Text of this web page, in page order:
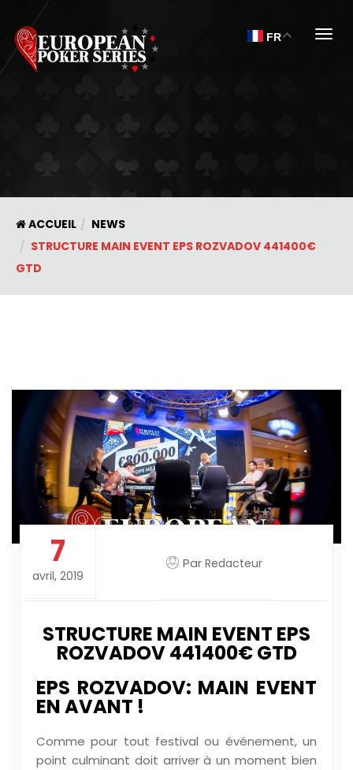
FR
ACCUEIL
NEWS
STRUCTURE MAIN EVENT EPS ROZVADOV 441400€
GTD
7
avril, 2019
Par Redacteur
STRUCTURE MAIN EVENT EPS
ROZVADOV 441400€ GTD
EPS ROZVADOV: MAIN EVENT
EN AVANT !
Comme pour tout festival ou événement, un
point culminant doit arriver à un moment bien